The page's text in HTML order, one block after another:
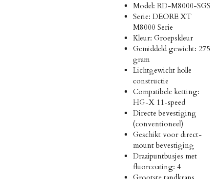
Model: RD-M8000-SGS
Serie: DEORE XT
M8000 Serie
Kleur: Groepskleur
Gemiddeld gewicht: 275
gram
Lichtgewicht holle
constructie
Compatibele ketting:
HG-X 11-speed
Directe bevestiging
(conventioneel)
Geschikt voor direct-
mount bevestiging
Draaipuntbusjes met
fluorcoating: 4